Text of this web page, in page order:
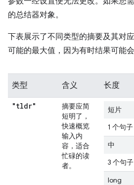
的总结器对象。
下表展示了不同类型的摘要及其对
可能的最大值，因为有时结果可能会
类型 含义 长度
"tldr"
摘要应简
短明了，
快速概览
输入内
容，适合
忙碌的读
者。
短片
1 个句子
中
3 个句子
long